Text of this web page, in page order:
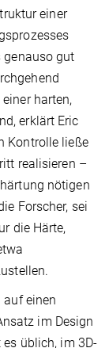
einer
genauso gut
harten,
erklärt Eric
Kontrolle ließe
realisieren –
nötigen
Forscher, sei
die Härte,
einen
im Design
es üblich, im 3D-